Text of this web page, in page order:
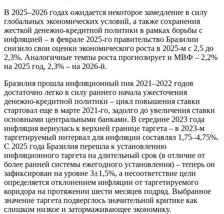
В 2025–2026 годах ожидается некоторое замедление в силу
глобальных экономических условий, а также сохранения
жесткой денежно-кредитной политики в рамках борьбы с
инфляцией – в феврале 2025-го правительство Бразилии
снизило свои оценки экономического роста в 2025-м с 2,5 до
2,3%. Аналогичные темпы роста прогнозирует и МВФ – 2,2%
на 2025 год, 2,3% – на 2026-й.
Бразилия прошла инфляционный пик 2021–2022 годов
достаточно легко в силу раннего начала ужесточения
денежно-кредитной политики – цикл повышения ставки
стартовал еще в марте 2021-го, задолго до увеличения ставки
основными центральными банками. В середине 2023 года
инфляция вернулась к верхней границе таргета – в 2023-м
таргетируемый интервал для инфляции составлял 1,75–4,75%.
С 2025 года Бразилия перешла к установлению
инфляционного таргета на длительный срок (в отличие от
более ранней системы ежегодного установления) – теперь он
зафиксирован на уровне 3±1,5%, а несоответствие цели
определяется отклонением инфляции от таргетируемого
коридора на протяжении шести месяцев подряд. Выбранное
значение таргета подверглось значительной критике как
слишком низкое и затормаживающее экономику.